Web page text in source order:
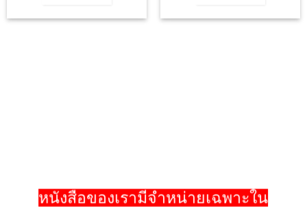
หนังสือของเรามีจำหน่ายเฉพาะใน